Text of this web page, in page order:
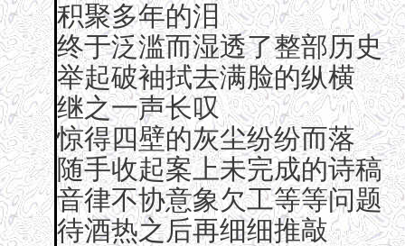
积聚多年的泪
终于泛滥而湿透了整部历史
举起破袖拭去满脸的纵横
继之一声长叹
惊得四壁的灰尘纷纷而落
随手收起案上未完成的诗稿
音律不协意象欠工等等问题
待酒热之后再细细推敲